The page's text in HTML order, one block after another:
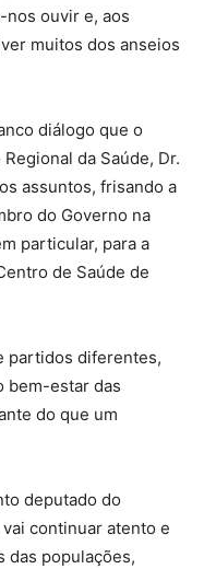
nos ouvir e, aos
muitos dos anseios
diálogo que o
da Saúde, Dr.
assuntos, frisando a
do Governo na
particular, para a
de Saúde de
partidos diferentes,
bem-estar das
do que um
deputado do
continuar atento e
das populações,